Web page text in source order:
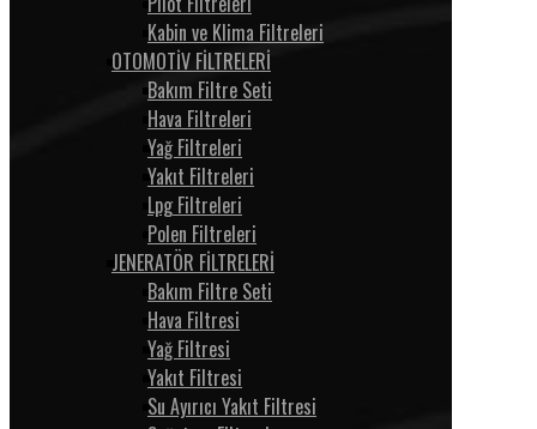
Kabin ve Klima Filtreleri
OTOMOTİV FİLTRELERİ
Bakım Filtre Seti
Hava Filtreleri
Yağ Filtreleri
Yakıt Filtreleri
Lpg Filtreleri
Polen Filtreleri
JENERATÖR FİLTRELERİ
Bakım Filtre Seti
Hava Filtresi
Yağ Filtresi
Yakıt Filtresi
Su Ayırıcı Yakıt Filtresi